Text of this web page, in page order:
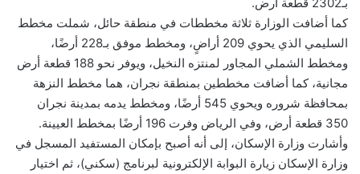
كما أضافت الوزارة ثلاثة مخططات في منطقة حائل، شملت مخطط
السليمي الذي يحوي 209 أراضٍ، ومخطط موفق بـ228 أرضًا،
ومخطط الشملي المجاور لمنتزه النخيل، ويوفر نحو 188 قطعة أرض
مجانية، كما أضافت مخططين بمنطقة نجران، هما مخطط النزهة
بمحافظة شروره ويحوي 545 أرضًا، ومخطط يدمه بمدينة نجران
350 قطعة أرض، وفي الرياض وفرت 196 أرضًا بمخطط العيينة.
وأشارت وزارة الإسكان، إلى أنه أصبح بإمكان المستفيد المسجل في
وزارة الإسكان زيارة البوابة الإلكترونية لبرنامج (سكني)، ثم اختيار